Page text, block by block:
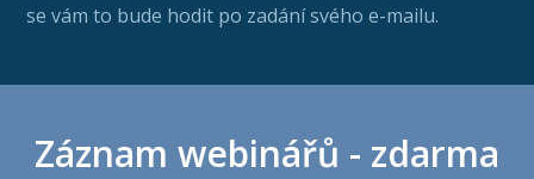
se vám to bude hodit po zadání svého e-mailu.
Záznam webinářů - zdarma